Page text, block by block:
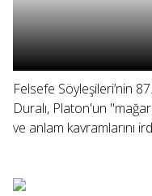
Felsefe Söyleşileri’nin
Duralı, Platon'un
ve anlam kavramlarını